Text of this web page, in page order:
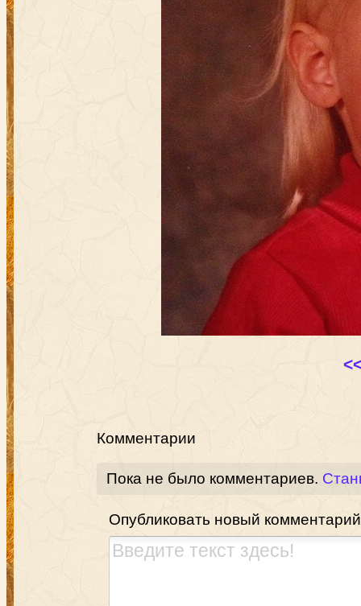
Комментарии
Пока не было комментариев.
Опубликовать новый комментарий